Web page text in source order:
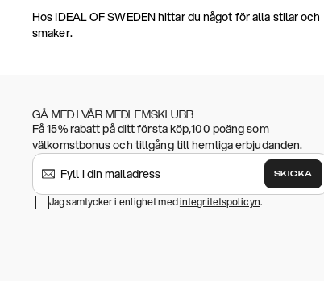
Hos IDEAL OF SWEDEN hittar du något för alla stilar och
smaker.
GÅ MED I VÅR MEDLEMSKLUBB
Få 15% rabatt på ditt första köp,100 poäng som
välkomstbonus och tillgång till hemliga erbjudanden.
SKICKA
Jag samtycker i enlighet medintegritetspolicyn.